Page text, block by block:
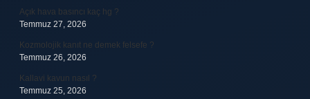
Açık hava basıncı kaç hg ?
Temmuz 27, 2026
Kozmolojik kanıt ne demek felsefe ?
Temmuz 26, 2026
Kallavi kavun nasıl ?
Temmuz 25, 2026